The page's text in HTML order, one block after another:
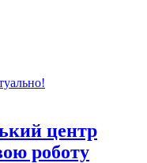
центр
роботу